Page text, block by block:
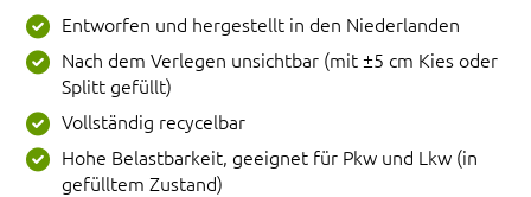
Entworfen und hergestellt in den Niederlanden
Nach dem Verlegen unsichtbar (mit ±5 cm Kies oder
Splitt gefüllt)
Vollständig recycelbar
Hohe Belastbarkeit, geeignet für Pkw und Lkw (in
gefülltem Zustand)